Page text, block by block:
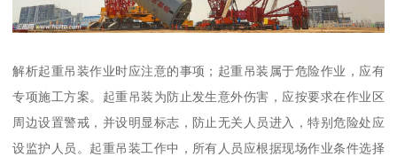
解析起重吊装作业时应注意的事项；起重吊装属于危险作业，应有
专项施工方案。起重吊装为防止发生意外伤害，应按要求在作业区
周边设置警戒，并设明显标志，防止无关人员进入，特别危险处应
设监护人员。起重吊装工作中，所有人员应根据现场作业条件选择